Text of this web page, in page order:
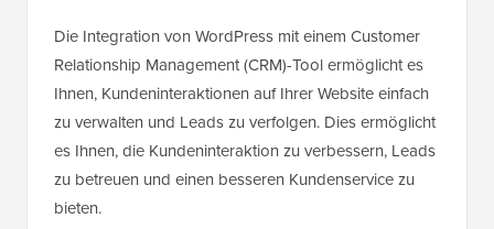
Die Integration von WordPress mit einem Customer
Relationship Management (CRM)-Tool ermöglicht es
Ihnen, Kundeninteraktionen auf Ihrer Website einfach
zu verwalten und Leads zu verfolgen. Dies ermöglicht
es Ihnen, die Kundeninteraktion zu verbessern, Leads
zu betreuen und einen besseren Kundenservice zu
bieten.